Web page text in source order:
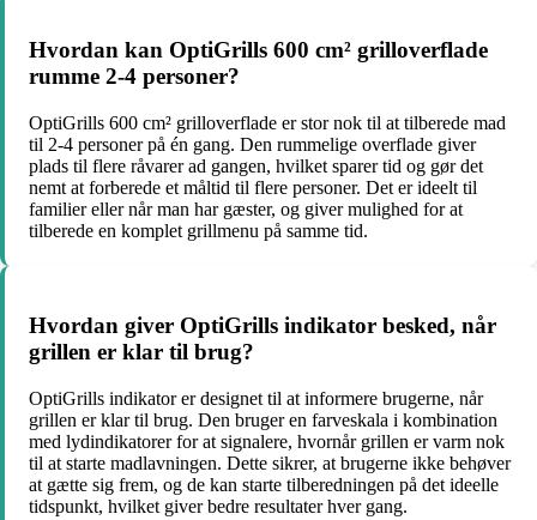
Hvordan kan OptiGrills 600 cm² grilloverflade
rumme 2-4 personer?
OptiGrills 600 cm² grilloverflade er stor nok til at tilberede mad
til 2-4 personer på én gang. Den rummelige overflade giver
plads til flere råvarer ad gangen, hvilket sparer tid og gør det
nemt at forberede et måltid til flere personer. Det er ideelt til
familier eller når man har gæster, og giver mulighed for at
tilberede en komplet grillmenu på samme tid.
Hvordan giver OptiGrills indikator besked, når
grillen er klar til brug?
OptiGrills indikator er designet til at informere brugerne, når
grillen er klar til brug. Den bruger en farveskala i kombination
med lydindikatorer for at signalere, hvornår grillen er varm nok
til at starte madlavningen. Dette sikrer, at brugerne ikke behøver
at gætte sig frem, og de kan starte tilberedningen på det ideelle
tidspunkt, hvilket giver bedre resultater hver gang.